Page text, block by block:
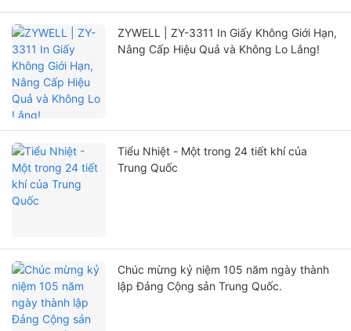
ZYWELL | ZY-3311 In Giấy Không Giới Hạn,
Nâng Cấp Hiệu Quả và Không Lo Lắng!
Tiểu Nhiệt - Một trong 24 tiết khí của
Trung Quốc
Chúc mừng kỷ niệm 105 năm ngày thành
lập Đảng Cộng sản Trung Quốc.